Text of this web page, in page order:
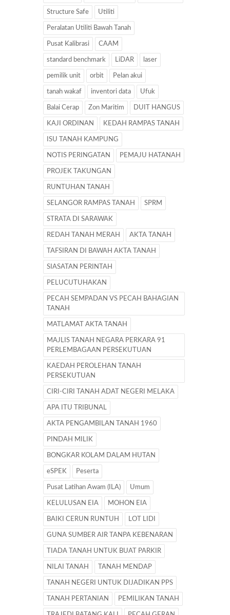
Structure Safe Utiliti
Peralatan Utiliti Bawah Tanah
Pusat Kalibrasi CAAM
standard benchmark LiDAR laser
pemilik unit orbit Pelan akui
tanah wakaf inventori data Ufuk
Balai Cerap Zon Maritim DUIT HANGUS
KAJI ORDINAN KEDAH RAMPAS TANAH
ISU TANAH KAMPUNG
NOTIS PERINGATAN PEMAJU HATANAH
PROJEK TAKUNGAN
RUNTUHAN TANAH
SELANGOR RAMPAS TANAH SPRM
STRATA DI SARAWAK
REDAH TANAH MERAH AKTA TANAH
TAFSIRAN DI BAWAH AKTA TANAH
SIASATAN PERINTAH
PELUCUTUHAKAN
PECAH SEMPADAN VS PECAH BAHAGIAN
TANAH
MATLAMAT AKTA TANAH
MAJLIS TANAH NEGARA PERKARA 91
PERLEMBAGAAN PERSEKUTUAN
KAEDAH PEROLEHAN TANAH
PERSEKUTUAN
CIRI-CIRI TANAH ADAT NEGERI MELAKA
APA ITU TRIBUNAL
AKTA PENGAMBILAN TANAH 1960
PINDAH MILIK
BONGKAR KOLAM DALAM HUTAN
eSPEK Peserta
Pusat Latihan Awam (ILA) Umum
KELULUSAN EIA MOHON EIA
BAIKI CERUN RUNTUH LOT LIDI
GUNA SUMBER AIR TANPA KEBENARAN
TIADA TANAH UNTUK BUAT PARKIR
NILAI TANAH TANAH MENDAP
TANAH NEGERI UNTUK DIJADIKAN PPS
TANAH PERTANIAN PEMILIKAN TANAH